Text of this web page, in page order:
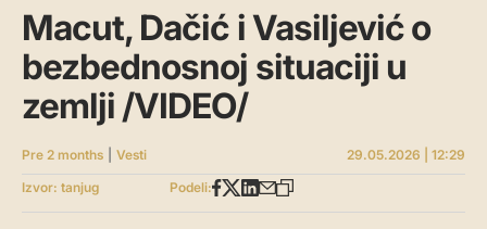
Macut, Dačić i Vasiljević o
bezbednosnoj situaciji u
zemlji /VIDEO/
Pre 2 months Vesti
29.05.2026 | 12:29
Izvor: tanjug
Podeli: